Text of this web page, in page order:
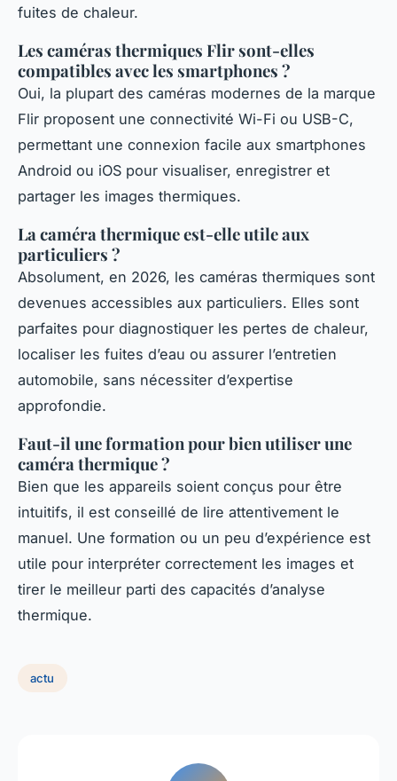
fuites de chaleur.
Les caméras thermiques Flir sont-elles
compatibles avec les smartphones ?
Oui, la plupart des caméras modernes de la marque
Flir proposent une connectivité Wi-Fi ou USB-C,
permettant une connexion facile aux smartphones
Android ou iOS pour visualiser, enregistrer et
partager les images thermiques.
La caméra thermique est-elle utile aux
particuliers ?
Absolument, en 2026, les caméras thermiques sont
devenues accessibles aux particuliers. Elles sont
parfaites pour diagnostiquer les pertes de chaleur,
localiser les fuites d’eau ou assurer l’entretien
automobile, sans nécessiter d’expertise
approfondie.
Faut-il une formation pour bien utiliser une
caméra thermique ?
Bien que les appareils soient conçus pour être
intuitifs, il est conseillé de lire attentivement le
manuel. Une formation ou un peu d’expérience est
utile pour interpréter correctement les images et
tirer le meilleur parti des capacités d’analyse
thermique.
actu